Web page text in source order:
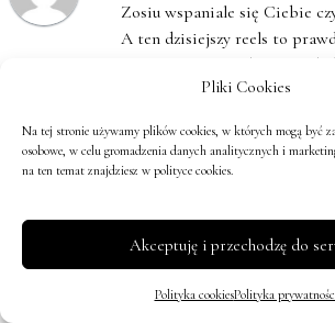
Pliki Cookies
Na tej stronie używamy plików cookies, w których mogą być
osobowe, w celu gromadzenia danych analitycznych i
na ten temat znajdziesz w polityce cookies.
Akceptuję i przechodzę do
Polityka cookiesPolityka
Zosiu wspaniale się Ciebie
A ten dzisiejszy reels to
mistrzostwo – jakbym tam
w Twoim cudnym domu :*
Odpowiedz↓
Zosiu, si! SI!!! Nawet
niezła – minestra di verdure!
jarzynowa po włosku –